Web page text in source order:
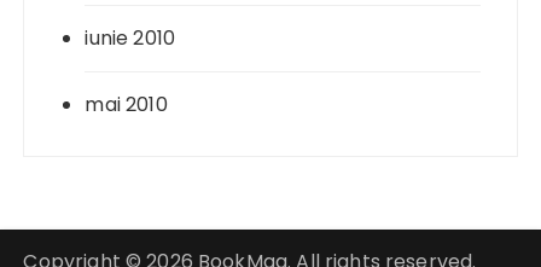
iunie 2010
mai 2010
Copyright © 2026 BookMag. All rights reserved.